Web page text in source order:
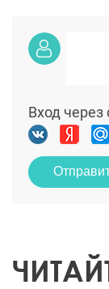
Вход через